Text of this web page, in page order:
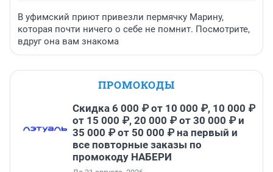
В уфимский приют привезли пермячку Марину,
которая почти ничего о себе не помнит. Посмотрите,
вдруг она вам знакома
ПРОМОКОДЫ
Скидка 6 000 ₽ от 10 000 ₽, 10 000 ₽
от 15 000 ₽, 20 000 ₽ от 30 000 ₽ и
35 000 ₽ от 50 000 ₽ на первый и
все повторные заказы по
промокоду НАБЕРИ